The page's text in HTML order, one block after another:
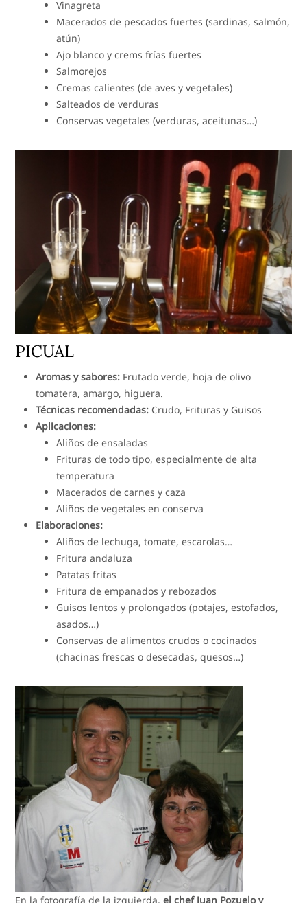
Vinagreta
Macerados de pescados fuertes (sardinas, salmón,
atún)
Ajo blanco y crems frías fuertes
Salmorejos
Cremas calientes (de aves y vegetales)
Salteados de verduras
Conservas vegetales (verduras, aceitunas…)
PICUAL
Aromas y sabores: Frutado verde, hoja de olivo
tomatera, amargo, higuera.
Técnicas recomendadas: Crudo, Frituras y Guisos
Aplicaciones:
Aliños de ensaladas
Frituras de todo tipo, especialmente de alta
temperatura
Macerados de carnes y caza
Aliños de vegetales en conserva
Elaboraciones:
Aliños de lechuga, tomate, escarolas…
Fritura andaluza
Patatas fritas
Fritura de empanados y rebozados
Guisos lentos y prolongados (potajes, estofados,
asados…)
Conservas de alimentos crudos o cocinados
(chacinas frescas o desecadas, quesos…)
En la fotografía de la izquierda,el chef Juan Pozuelo y